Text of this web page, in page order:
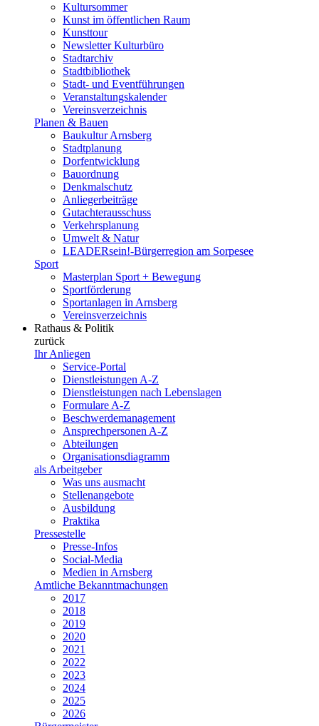
Kultursommer
Kunst im öffentlichen Raum
Kunsttour
Newsletter Kulturbüro
Stadtarchiv
Stadtbibliothek
Stadt- und Eventführungen
Veranstaltungskalender
Vereinsverzeichnis
Planen & Bauen
Baukultur Arnsberg
Stadtplanung
Dorfentwicklung
Bauordnung
Denkmalschutz
Anliegerbeiträge
Gutachterausschuss
Verkehrsplanung
Umwelt & Natur
LEADERsein!-Bürgerregion am Sorpesee
Sport
Masterplan Sport + Bewegung
Sportförderung
Sportanlagen in Arnsberg
Vereinsverzeichnis
Rathaus & Politik
zurück
Ihr Anliegen
Service-Portal
Dienstleistungen A-Z
Dienstleistungen nach Lebenslagen
Formulare A-Z
Beschwerdemanagement
Ansprechpersonen A-Z
Abteilungen
Organisationsdiagramm
als Arbeitgeber
Was uns ausmacht
Stellenangebote
Ausbildung
Praktika
Pressestelle
Presse-Infos
Social-Media
Medien in Arnsberg
Amtliche Bekanntmachungen
2017
2018
2019
2020
2021
2022
2023
2024
2025
2026